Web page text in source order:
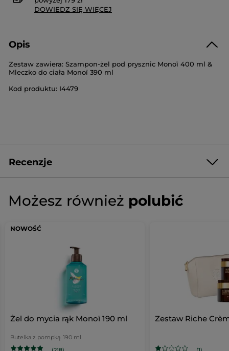
DOWIEDZ SIĘ WIĘCEJ
Opis
Zestaw zawiera: Szampon-żel pod prysznic Monoï 400 ml &
Mleczko do ciała Monoï 390 ml
Kod produktu: I4479
Recenzje
★★★★★
★★★★★
Brak
Monoï
Możesz również polubić
NOWOŚĆ
Żel do mycia rąk Monoï 190 ml
Butelka z pompką 190 ml
Zestaw Riche